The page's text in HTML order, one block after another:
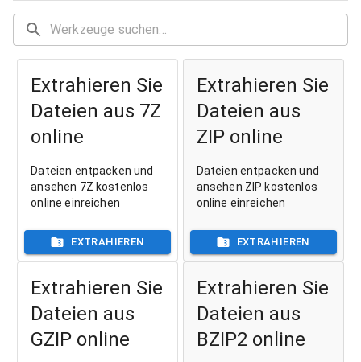
Extrahieren Sie
Dateien aus 7Z
online
Dateien entpacken und
ansehen 7Z kostenlos
online einreichen
EXTRAHIEREN
Extrahieren Sie
Dateien aus
ZIP online
Dateien entpacken und
ansehen ZIP kostenlos
online einreichen
EXTRAHIEREN
Extrahieren Sie
Dateien aus
GZIP online
Extrahieren Sie
Dateien aus
BZIP2 online